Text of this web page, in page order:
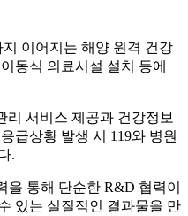
이어지는 해양 원격 건강
동식 의료시설 설치 등에
리 서비스 제공과 건강정보
급상황 발생 시 119와 병원
.
을 통해 단순한 R&D 협력이
있는 실질적인 결과물을 만